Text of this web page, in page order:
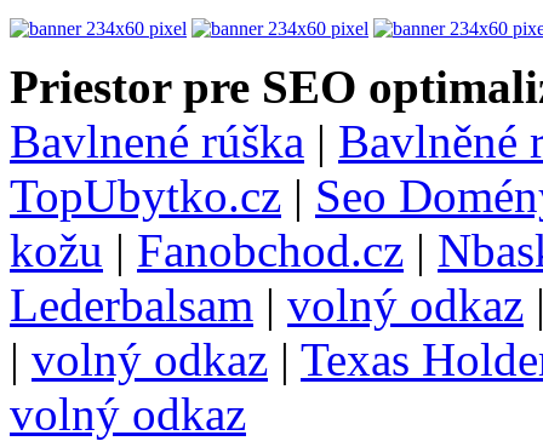
Priestor pre SEO
Bavlnené rúška | Bavlněné
TopUbytko.cz | Seo
kožu | Fanobchod.cz |
Lederbalsam | volný odkaz
| volný odkaz | Texas
volný odkaz